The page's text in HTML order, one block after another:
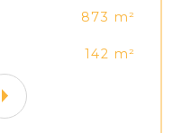
873 m²
142 m²